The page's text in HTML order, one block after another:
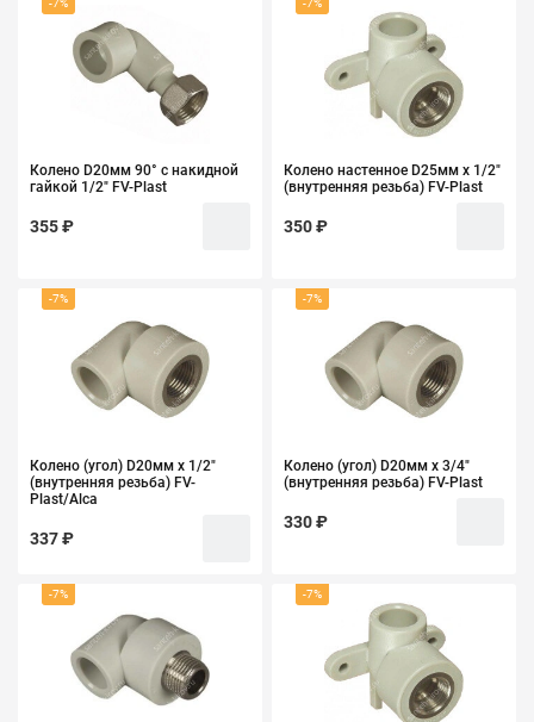
-7%
Колено D20мм 90° с накидной
гайкой 1/2" FV-Plast
355 ₽
-7%
Колено настенное D25мм х 1/2"
(внутренняя резьба) FV-Plast
350 ₽
-7%
Колено (угол) D20мм х 1/2"
(внутренняя резьба) FV-
Plast/Alca
337 ₽
-7%
Колено (угол) D20мм х 3/4"
(внутренняя резьба) FV-Plast
330 ₽
-7% -7%